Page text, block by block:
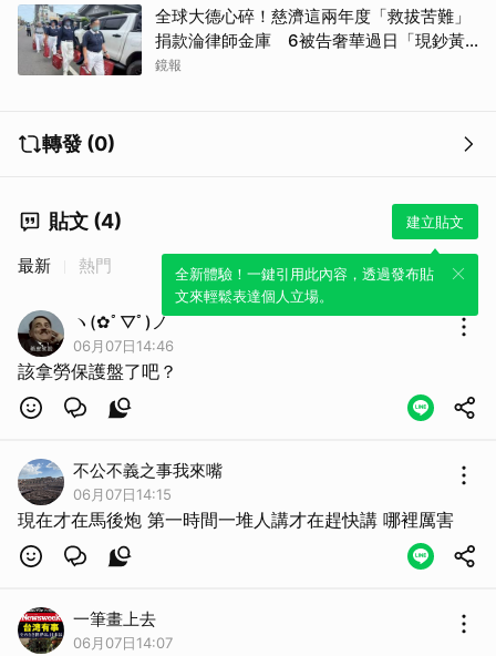
全球大德心碎！慈濟這兩年度「救拔苦難」
捐款淪律師金庫 6被告奢華過日「現鈔黃
金淹腳目」
鏡報
轉發 (0)
貼文 (4) 建立貼文
全新體驗！一鍵引用此內容，透過發布貼
文來輕鬆表達個人立場。
最新 熱門
ヽ(✿ﾟ▽ﾟ)ノ
06月07日14:46
該拿勞保護盤了吧？
不公不義之事我來嘴
06月07日14:15
現在才在馬後炮 第一時間一堆人講才在趕快講 哪裡厲害
一筆畫上去
06月07日14:07